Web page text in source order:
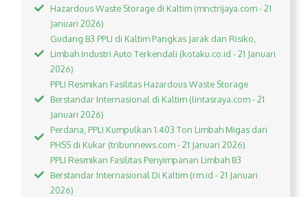
Hazardous Waste Storage di Kaltim (mnctrijaya.com - 21
Januari 2026)
Gudang B3 PPLI di Kaltim Pangkas Jarak dan Risiko,
Limbah Industri Auto Terkendali (kotaku.co.id - 21 Januari
2026)
PPLI Resmikan Fasilitas Hazardous Waste Storage
Berstandar Internasional di Kaltim (lintasraya.com - 21
Januari 2026)
Perdana, PPLI Kumpulkan 1.403 Ton Limbah Migas dari
PHSS di Kukar (tribunnews.com - 21 Januari 2026)
PPLI Resmikan Fasilitas Penyimpanan Limbah B3
Berstandar Internasional Di Kaltim (rm.id - 21 Januari
2026)